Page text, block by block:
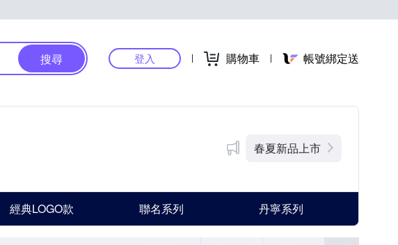
搜尋 登入 購物車 帳號綁定送
春夏新品上市
經典LOGO款 聯名系列 丹寧系列